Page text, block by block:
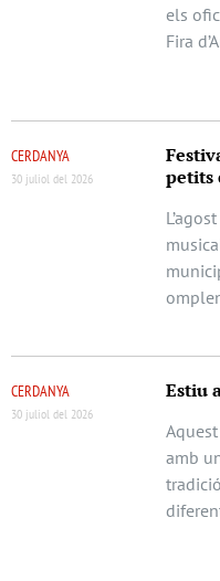
els
Fira
CERDANYA
30 juliol del 2026
petits
CERDANYA
30 juliol del 2026
Estiu
amb